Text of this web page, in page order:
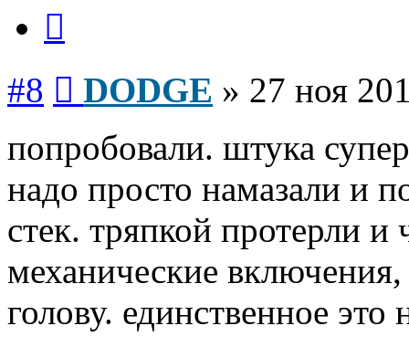
#8 DODGE » 27 ноя
попробовали. штука
надо просто намазали и
стек. тряпкой протерли и
механические
голову. единственное это